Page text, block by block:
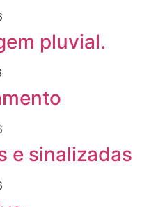
pluvial.
e sinalizadas